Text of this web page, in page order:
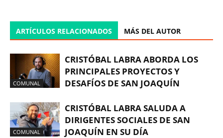
ARTÍCULOS RELACIONADOS MÁS DEL AUTOR
COMUNAL
CRISTÓBAL LABRA ABORDA LOS
PRINCIPALES PROYECTOS Y
DESAFÍOS DE SAN JOAQUÍN
COMUNAL
CRISTÓBAL LABRA SALUDA A
DIRIGENTES SOCIALES DE SAN
JOAQUÍN EN SU DÍA